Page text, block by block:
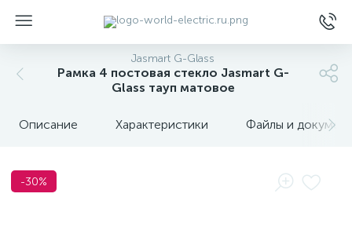
Jasmart G-Glass
Рамка 4 постовая стекло Jasmart G-
Glass тауп матовое
Описание Характеристики Файлы и
-30%